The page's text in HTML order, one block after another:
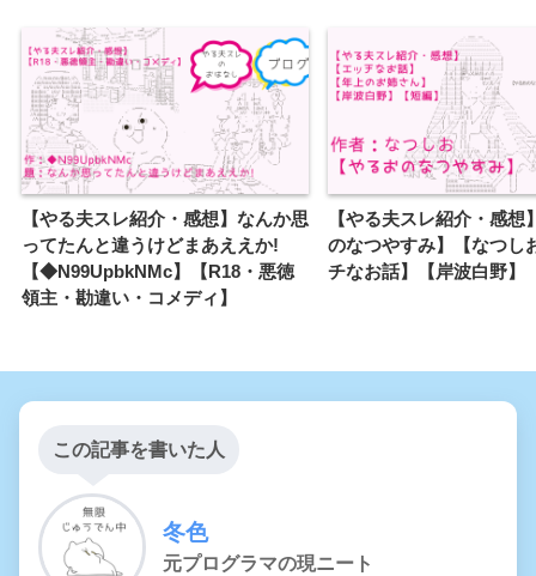
【やる夫スレ紹介・感想】なんか思
ってたんと違うけどまあええか!
【◆N99UpbkNMc】【R18・悪徳
領主・勘違い・コメディ】
【やる夫スレ紹介・感想
のなつやすみ】【なつし
チなお話】【岸波白野】
この記事を書いた人
冬色
元プログラマの現ニート